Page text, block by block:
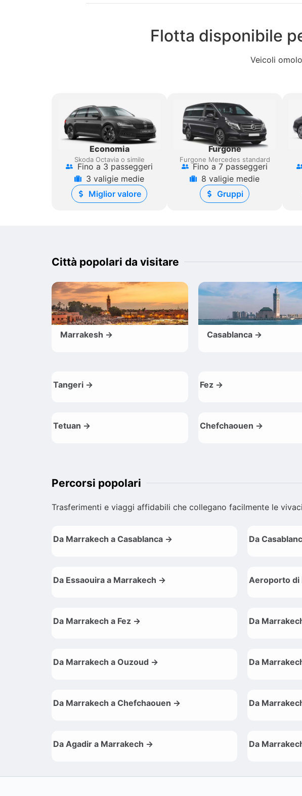
Flotta disponibile
Veicoli
Economia
Skoda Octavia o simile
Fino a 3 passeggeri
3 valigie medie
Miglior valore
Furgone
Furgone Mercedes standard
Fino a 7 passeggeri
8 valigie medie
Gruppi
Città popolari da visitare
Marrakesh → Casablanca →
Tangeri → Fez →
Tetuan → Chefchaouen →
Percorsi popolari
Trasferimenti e viaggi affidabili che collegano facilmente le
Da Marrakech a Casablanca → Da
Da Essaouira a Marrakech → Aeroporto di
Da Marrakech a Fez → Da
Da Marrakech a Ouzoud → Da
Da Marrakech a Chefchaouen → Da
Da Agadir a Marrakech → Da